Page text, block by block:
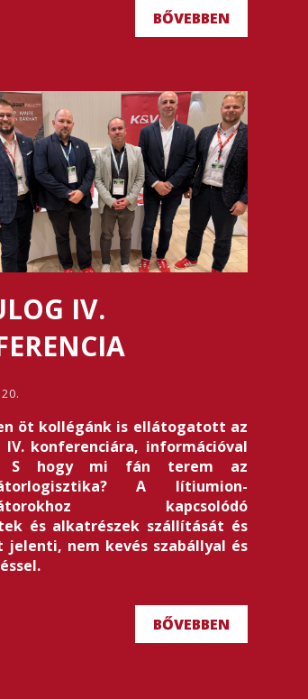
BŐVEBBEN
IV.
öt kollégánk is ellátogatott az
IV. konferenciára, információval
S hogy mi fán terem az
A lítiumion-
kapcsolódó
és alkatrészek szállítását és
jelenti, nem kevés szabállyal és
BŐVEBBEN